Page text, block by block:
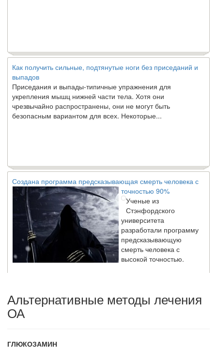
выпадов
Приседания и выпады-типичные упражнения для
укрепления мышц нижней части тела. Хотя они
чрезвычайно распространены, они не могут быть
безопасным вариантом для всех. Некоторые...
точностью 90%
Ученые из
Стэнфордского
университета
разработали программу
предсказывающую
смерть человека с
высокой точностью.
россиян в два раза
Глава Минздрава РФ
Альтернативные методы лечения
ОА
ГЛЮКОЗАМИН